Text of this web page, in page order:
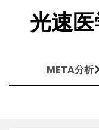
content光速
META分析